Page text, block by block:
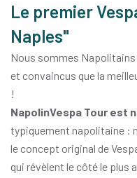
Le premier
Naples"
Nous sommes
et convaincus que la
!
NapolinVespa Tour est
typiquement napolitaine :
le concept original de
qui révèlent le côté le plus